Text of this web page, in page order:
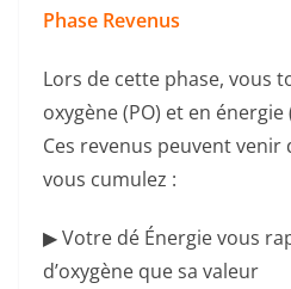
Phase Revenus
Lors de cette phase, vous
oxygène (PO) et en
Ces revenus peuvent
vous cumulez :
▶ Votre dé Énergie vous
d’oxygène que sa valeur